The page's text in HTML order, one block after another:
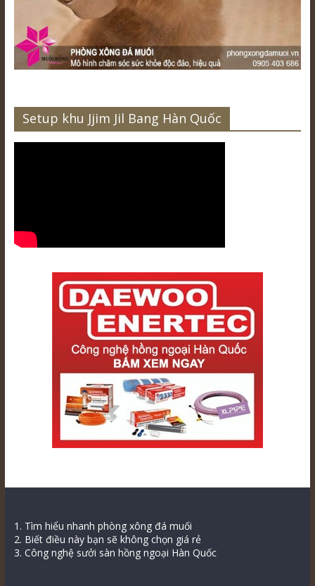
Setup khu Jjim Jil Bang Hàn Quốc
1. Tìm hiểu nhanh phòng xông đá muối
2. Biết điều này bạn sẽ không chọn giá rẻ
3. Công nghệ sưởi sàn hồng ngoại Hàn Quốc